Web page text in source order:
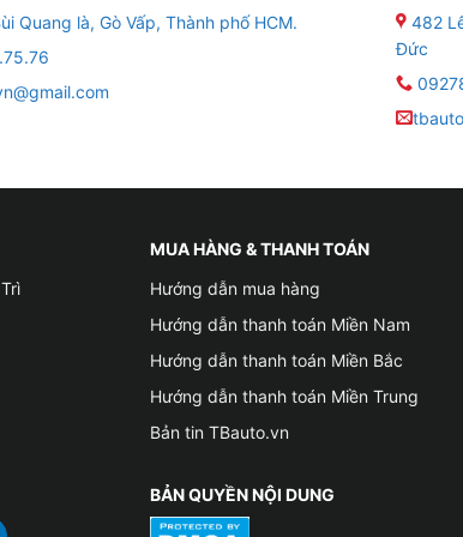
Quang là, Gò Vấp, Thành phố HCM.
482
Đức
MUA HÀNG & THANH TOÁN
Hướng dẫn mua hàng
Hướng dẫn thanh toán Miền Nam
Hướng dẫn thanh toán Miền Bắc
Hướng dẫn thanh toán Miền Trung
Bản tin TBauto.vn
BẢN QUYỀN NỘI DUNG